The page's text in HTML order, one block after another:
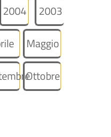
2004 2003
Maggio
Ottobre